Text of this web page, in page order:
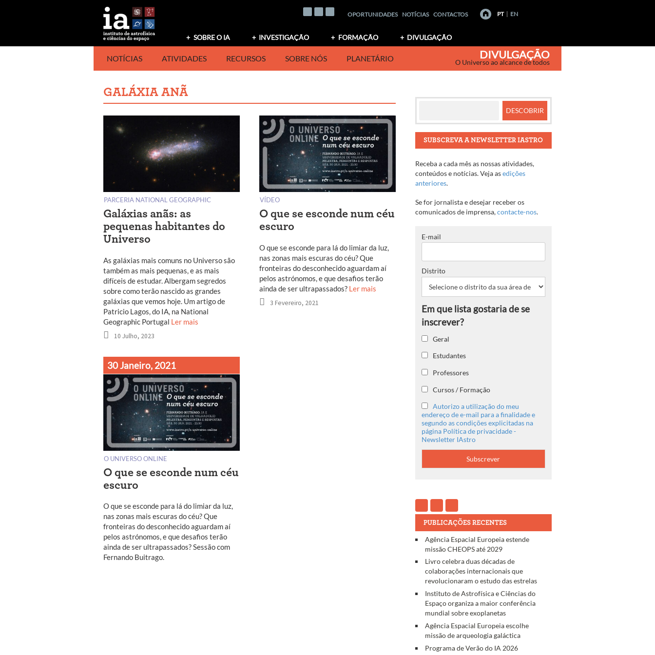
OPORTUNIDADES NOTÍCIAS CONTACTOS PT EN
SOBRE O IA INVESTIGAÇÃO FORMAÇÃO DIVULGAÇÃO
NOTÍCIAS ATIVIDADES RECURSOS SOBRE NÓS PLANETÁRIO DIVULGAÇÃO
O Universo ao alcance de todos
GALÁXIA ANÃ
PARCERIA NATIONAL GEOGRAPHIC
Galáxias anãs: as
pequenas habitantes do
Universo
As galáxias mais comuns no Universo são
também as mais pequenas, e as mais
difíceis de estudar. Albergam segredos
sobre como terão nascido as grandes
galáxias que vemos hoje. Um artigo de
Patricio Lagos, do IA, na National
Geographic Portugal Ler mais
10 Julho, 2023
VÍDEO
O que se esconde num céu
escuro
O que se esconde para lá do limiar da luz,
nas zonas mais escuras do céu? Que
fronteiras do desconhecido aguardam aí
pelos astrónomos, e que desafios terão
ainda de ser ultrapassados? Ler mais
3 Fevereiro, 2021
30 Janeiro, 2021
O UNIVERSO ONLINE
O que se esconde num céu
escuro
O que se esconde para lá do limiar da luz,
nas zonas mais escuras do céu? Que
fronteiras do desconhecido aguardam aí
pelos astrónomos, e que desafios terão
ainda de ser ultrapassados? Sessão com
Fernando Buitrago.
SUBSCREVA A NEWSLETTER IASTRO
Receba a cada mês as nossas atividades,
conteúdos e notícias. Veja asedições
anteriores.
Se for jornalista e desejar receber os
comunicados de imprensa,contacte-nos.
E-mail
Distrito
Geral
Estudantes
Professores
Cursos / Formação
Autorizo a utilização do meu
endereço de e-mail para a finalidade e
segundo as condições explicitadas na
página Política de privacidade -
Newsletter IAstro
PUBLICAÇÕES RECENTES
Agência Espacial Europeia estende
missão CHEOPS até 2029
Livro celebra duas décadas de
colaborações internacionais que
revolucionaram o estudo das estrelas
Instituto de Astrofísica e Ciências do
Espaço organiza a maior conferência
mundial sobre exoplanetas
Agência Espacial Europeia escolhe
missão de arqueologia galáctica
Programa de Verão do IA 2026